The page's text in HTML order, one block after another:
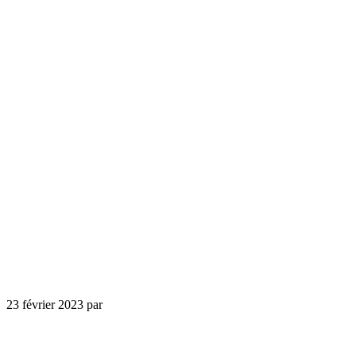
23 février 2023 par